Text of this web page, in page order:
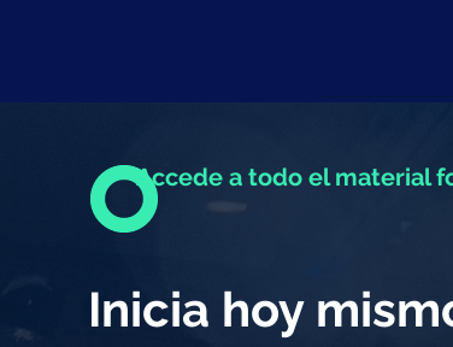
Accede a todo el material
Inicia hoy